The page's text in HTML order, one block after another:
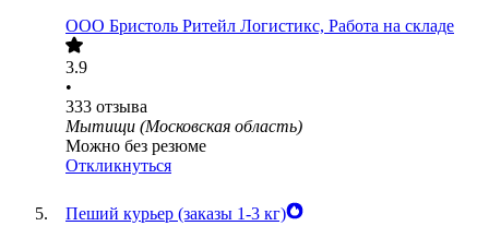
ООО Бристоль Ритейл Логистикс, Работа на складе
3.9
•
333 отзыва
Мытищи (Московская область)
Можно без резюме
Откликнуться
Пеший курьер (заказы 1-3 кг)